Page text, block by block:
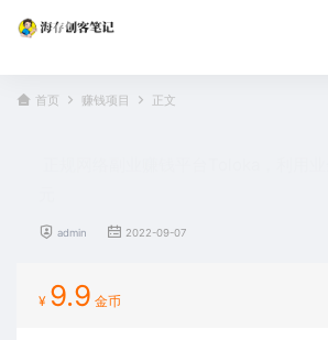
首页 赚钱项目 正文
admin 2022-09-07
¥ 9.9 金币